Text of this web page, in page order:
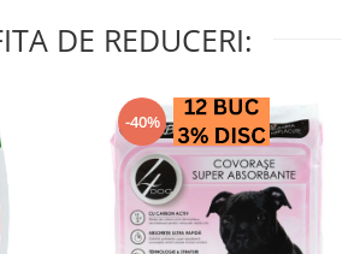
DE REDUCERI:
-40%